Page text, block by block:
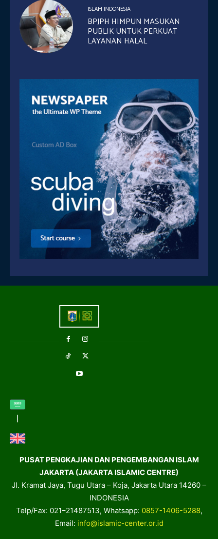
ISLAM INDONESIA
BPJPH HIMPUN MASUKAN
PUBLIK UNTUK PERKUAT
LAYANAN HALAL
PUSAT PENGKAJIAN DAN PENGEMBANGAN ISLAM
JAKARTA (JAKARTA ISLAMIC CENTRE)
Jl. Kramat Jaya, Tugu Utara – Koja, Jakarta Utara 14260 –
INDONESIA
Telp/Fax: 021–21487513, Whatsapp: 0857-1406-5288,
Email: info@islamic-center.or.id